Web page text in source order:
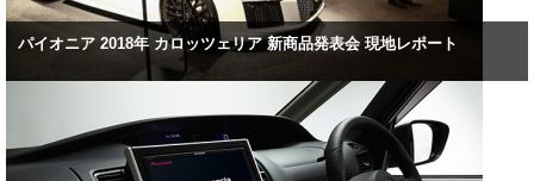
パイオニア 2018年 カロッツェリア 新商品発表会 現地レポート